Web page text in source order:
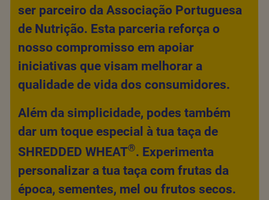
ser parceiro da Associação Portuguesa
de Nutrição. Esta parceria reforça o
nosso compromisso em apoiar
iniciativas que visam melhorar a
qualidade de vida dos consumidores.
Além da simplicidade, podes também
dar um toque especial à tua taça de
SHREDDED WHEAT®. Experimenta
personalizar a tua taça com frutas da
época, sementes, mel ou frutos secos.